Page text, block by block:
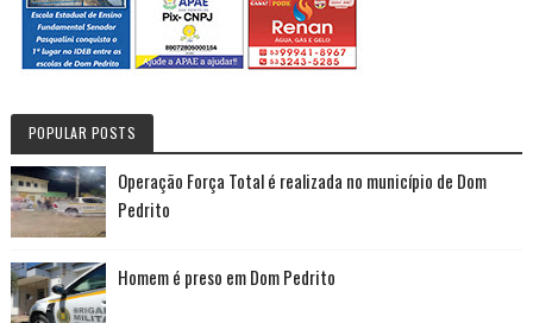
POPULAR POSTS
Operação Força Total é realizada no município de Dom
Pedrito
Homem é preso em Dom Pedrito